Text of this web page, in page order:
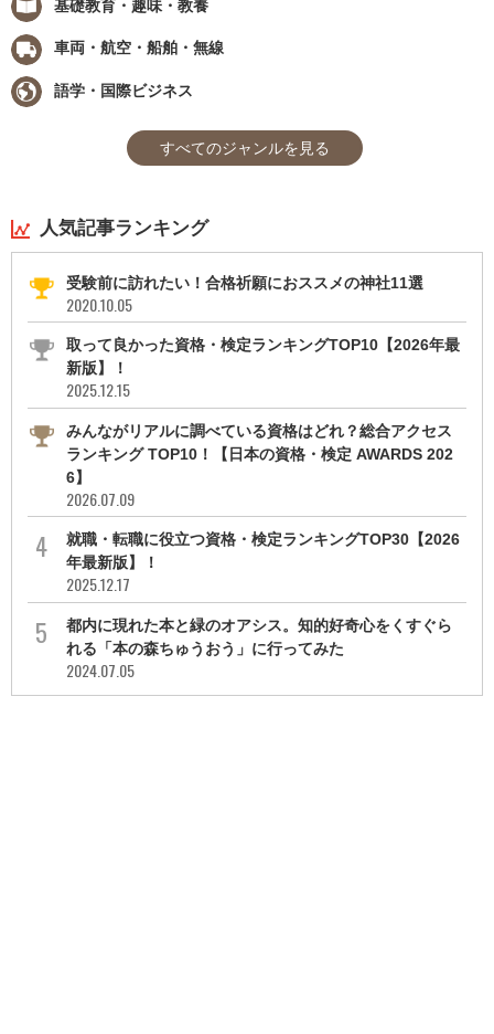
基礎教育・趣味・教養
車両・航空・船舶・無線
語学・国際ビジネス
すべてのジャンルを見る
人気記事ランキング
受験前に訪れたい！合格祈願におススメの神社11選
2020.10.05
取って良かった資格・検定ランキングTOP10【2026年最
新版】！
2025.12.15
みんながリアルに調べている資格はどれ？総合アクセス
ランキング TOP10！【日本の資格・検定 AWARDS 202
6】
2026.07.09
就職・転職に役立つ資格・検定ランキングTOP30【2026
年最新版】！
2025.12.17
都内に現れた本と緑のオアシス。知的好奇心をくすぐら
れる「本の森ちゅうおう」に行ってみた
2024.07.05